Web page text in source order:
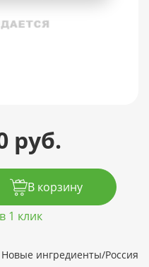
руб.
В корзину
1 клик
Новые ингредиенты/Россия